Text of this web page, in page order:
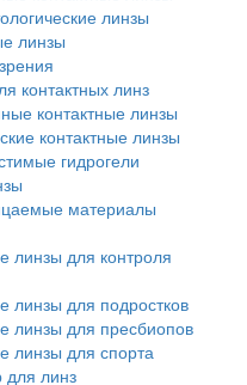
линзы
линзы
контактных линз
контактные линзы
контактные линзы
гидрогели
материалы
линзы для контроля
линзы для подростков
линзы для пресбиопов
линзы для спорта
для линз